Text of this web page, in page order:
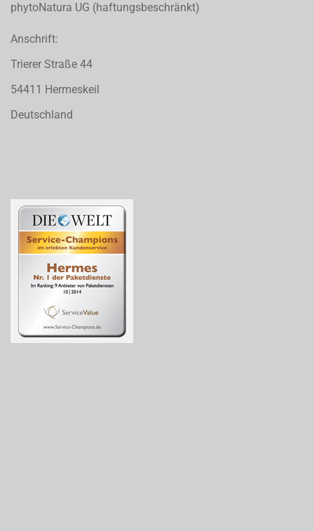
phytoNatura UG (haftungsbeschränkt)
Anschrift:
Trierer Straße 44
54411 Hermeskeil
Deutschland